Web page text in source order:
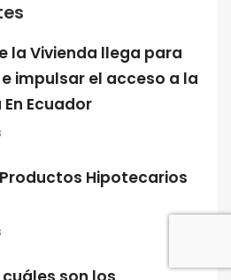
la Vivienda llega para
impulsar el acceso a la
Ecuador
Hipotecarios